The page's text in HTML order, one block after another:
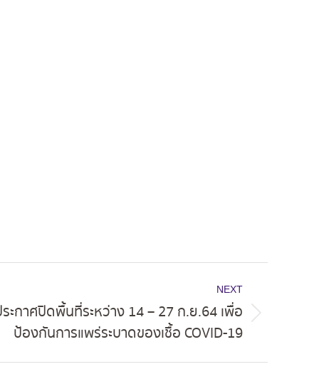
NEXT
ะกาศปิดพื้นที่ระหว่าง 14 – 27 ก.ย.64 เพื่อ
ป้องกันการแพร่ระบาดของเชื้อ COVID-19